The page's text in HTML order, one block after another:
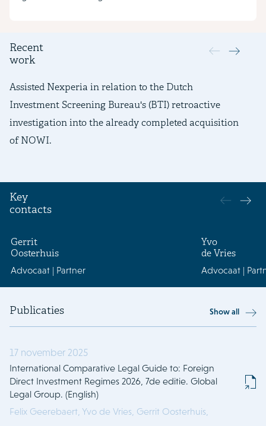
Recent
work
Assisted Nexperia in relation to the Dutch
Investment Screening Bureau's (BTI) retroactive
investigation into the already completed acquisition
of NOWI.
Key
contacts
Gerrit
Oosterhuis
Advocaat | Partner
Yvo
de Vries
Advocaat |
Publicaties Show all
17 november 2025
International Comparative Legal Guide to: Foreign
Direct Investment Regimes 2026, 7de editie. Global
Legal Group. (English)
Felix Geerebaert, Yvo de Vries, Gerrit Oosterhuis,